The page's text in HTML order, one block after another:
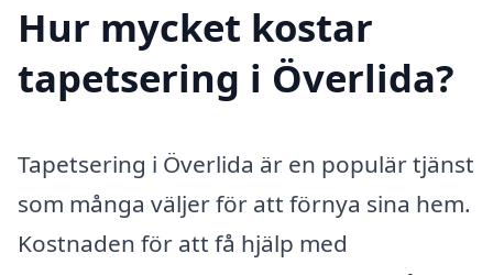
Hur mycket kostar
tapetsering i Överlida?
Tapetsering i Överlida är en populär tjänst
som många väljer för att förnya sina hem.
Kostnaden för att få hjälp med